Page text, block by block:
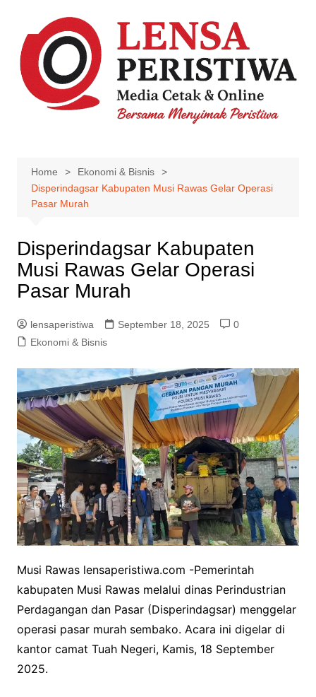
content
Home
Ekonomi & Bisnis
Disperindagsar Kabupaten Musi Rawas Gelar Operasi
Pasar Murah
Disperindagsar Kabupaten
Musi Rawas Gelar Operasi
Pasar Murah
lensaperistiwa September 18, 2025
0
Ekonomi & Bisnis
Musi Rawas lensaperistiwa.com -Pemerintah
kabupaten Musi Rawas melalui dinas Perindustrian
Perdagangan dan Pasar (Disperindagsar) menggelar
operasi pasar murah sembako. Acara ini digelar di
kantor camat Tuah Negeri, Kamis, 18 September
2025.